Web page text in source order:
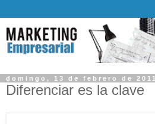
domingo, 13 de febrero de 2011
Diferenciar es la clave